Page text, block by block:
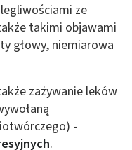
ze
takimi objawami
głowy, niemiarowa
zażywanie leków
-
.